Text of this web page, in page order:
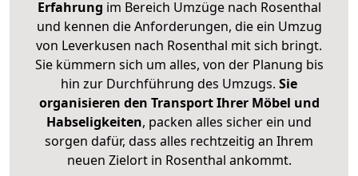
Erfahrung im Bereich Umzüge nach Rosenthal
und kennen die Anforderungen, die ein Umzug
von Leverkusen nach Rosenthal mit sich bringt.
Sie kümmern sich um alles, von der Planung bis
hin zur Durchführung des Umzugs. Sie
organisieren den Transport Ihrer Möbel und
Habseligkeiten, packen alles sicher ein und
sorgen dafür, dass alles rechtzeitig an Ihrem
neuen Zielort in Rosenthal ankommt.